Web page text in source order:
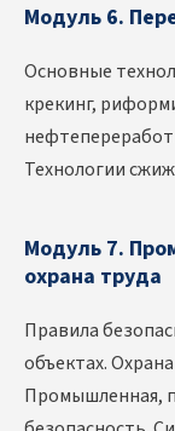
Модуль 6.
Основные
крекинг,
Технологии
Модуль 7.
охрана труда
Правила
объектах.
Промышленная,